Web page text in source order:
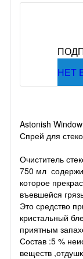
НЕТ
Astonish
Спрей для
Очиститель
750 мл
которое
въевшейся
Это средство
кристальный
приятным
Состав :5 %
веществ